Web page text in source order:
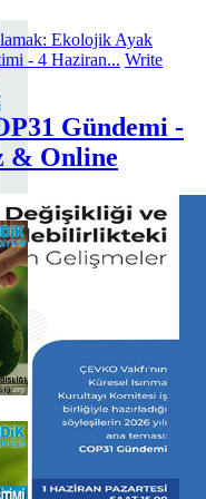
Ekolojik Ayak
- 4 Haziran... Write
Gündemi -
& Online